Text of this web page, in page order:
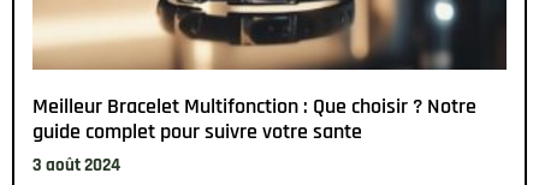
Meilleur Bracelet Multifonction : Que choisir ? Notre
guide complet pour suivre votre sante
3 août 2024